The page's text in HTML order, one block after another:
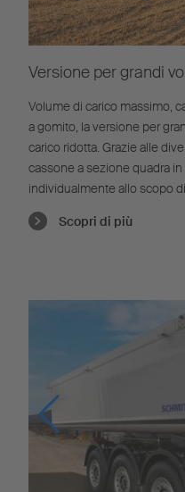
Versione per grandi
Volume di carico massimo,
a gomito, la versione per
carico ridotta. Grazie alle
cassone a sezione quadra
individualmente allo scopo
Scopri di più